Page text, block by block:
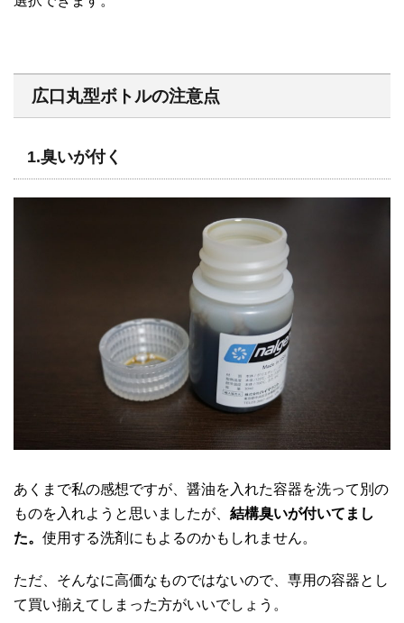
広口丸型ボトルの注意点
1.臭いが付く
あくまで私の感想ですが、醤油を入れた容器を洗って別の
ものを入れようと思いましたが、 結構臭いが付いてまし
た。 使用する洗剤にもよるのかもしれません。
ただ、そんなに高価なものではないので、専用の容器とし
て買い揃えてしまった方がいいでしょう。